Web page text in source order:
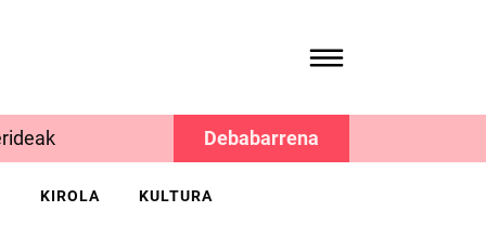
Debabarrena
KIROLA KULTURA